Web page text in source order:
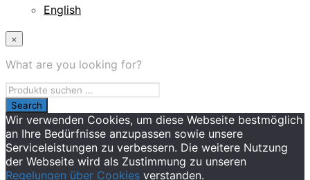
English
×
What are you looking for?
Wir verwenden Cookies, um diese Webseite bestmöglich
an Ihre Bedürfnisse anzupassen sowie unsere
Serviceleistungen zu verbessern. Die weitere Nutzung
der Webseite wird als Zustimmung zu unseren
Regelungen über Cookies verstanden.